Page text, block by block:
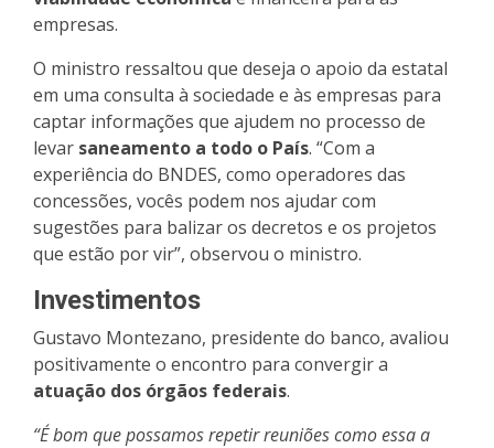
empresas.
O ministro ressaltou que deseja o apoio da estatal
em uma consulta à sociedade e às empresas para
captar informações que ajudem no processo de
levar saneamento a todo o País. “Com a
experiência do BNDES, como operadores das
concessões, vocês podem nos ajudar com
sugestões para balizar os decretos e os projetos
que estão por vir”, observou o ministro.
Investimentos
Gustavo Montezano, presidente do banco, avaliou
positivamente o encontro para convergir a
atuação dos órgãos federais.
“É bom que possamos repetir reuniões como essa a